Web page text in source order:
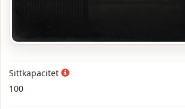
Sittkapacitet
100